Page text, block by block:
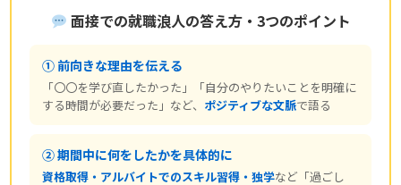
面接での就職浪人の答え方・3つのポイント
① 前向きな理由を伝える
「〇〇を学び直したかった」「自分のやりたいことを明確に
する時間が必要だった」など、 ポジティブな文脈で語る
② 期間中に何をしたかを具体的に
資格取得・アルバイトでのスキル習得・独学など「過ごし